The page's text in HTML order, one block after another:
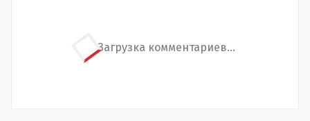
Загрузка комментариев...